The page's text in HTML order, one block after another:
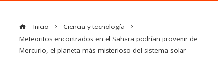
Inicio
Ciencia y tecnología
Meteoritos encontrados en el Sahara podrían provenir de
Mercurio, el planeta más misterioso del sistema solar